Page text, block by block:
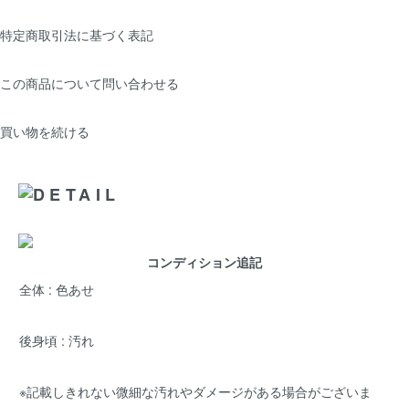
特定商取引法に基づく表記
この商品について問い合わせる
買い物を続ける
コンディション追記
全体 : 色あせ
後身頃 : 汚れ
※記載しきれない微細な汚れやダメージがある場合がございま